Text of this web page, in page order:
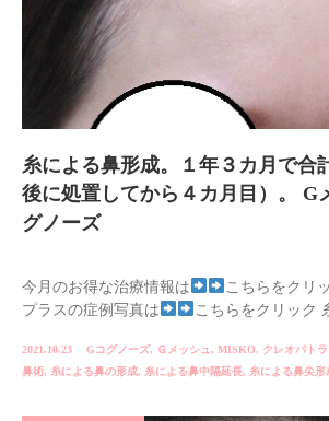
糸による鼻形成。１年３カ月で合
後に処置してから４カ月目）。 G
グノーズ
今月のお得な治療情報は
こちらをクリ
プラスの症例写真は
こちらをクリック
2021.10.23 Gコグノーズ, Ｇメッシュ , MISKO, クレオパト
鼻術, 糸による鼻の形成, 糸による鼻中隔延長, 糸による鼻尖形